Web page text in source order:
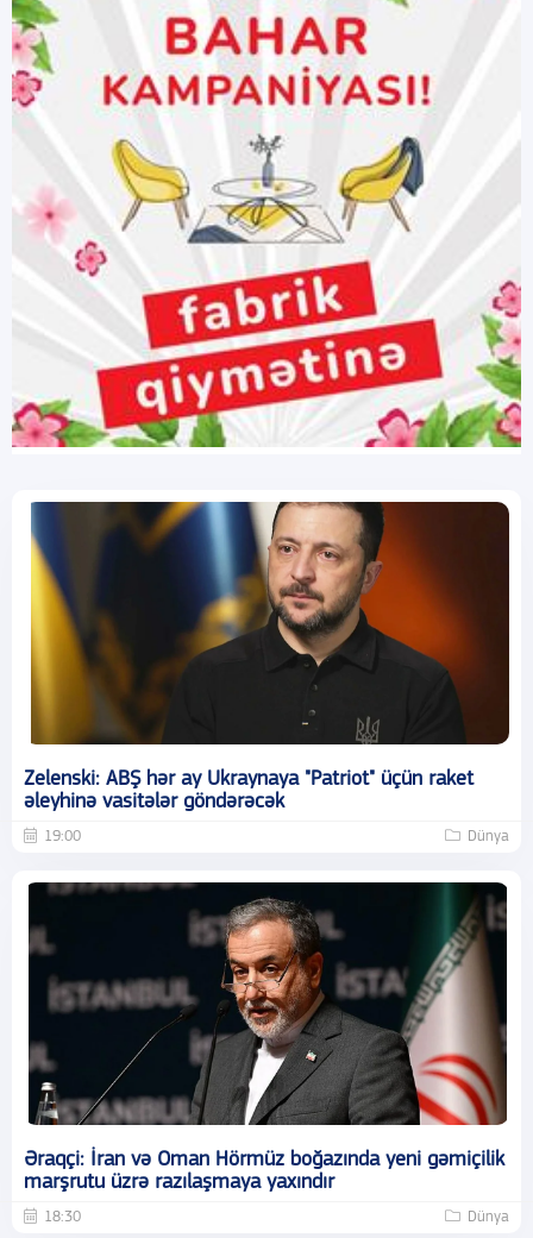
Zelenski: ABŞ hər ay Ukraynaya "Patriot" üçün raket
əleyhinə vasitələr göndərəcək
19:00 Dünya
Əraqçi: İran və Oman Hörmüz boğazında yeni gəmiçilik
marşrutu üzrə razılaşmaya yaxındır
18:30 Dünya